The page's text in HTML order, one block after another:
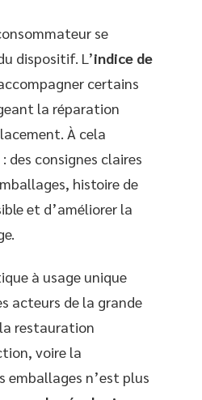
se
dispositif. L’indice de
certains
la réparation
À cela
: des consignes claires
histoire de
et d’améliorer la
à usage unique
acteurs de la grande
restauration
voire la
emballages n’est plus